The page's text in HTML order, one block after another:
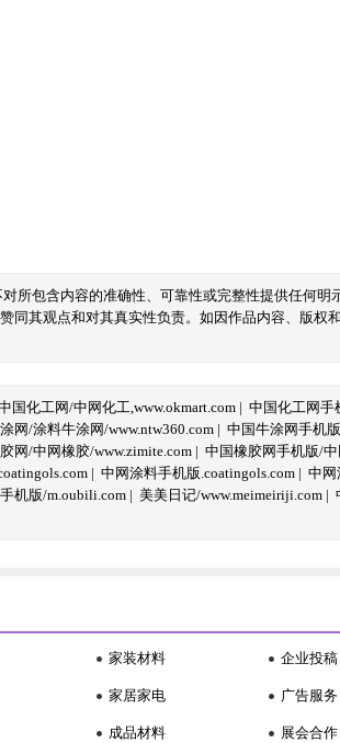
所包含内容的准确性、可靠性或完整性提供任何
其观点和对其真实性负责。如因作品内容、版权
国化工网/中网化工,www.okmart.com | 中国化工网手
网/涂料牛涂网/www.ntw360.com | 中国牛涂网手机
网/中网橡胶/www.zimite.com | 中国橡胶网手机版/
| 中网涂料手机版.coatingols.com | 中网
机版/m.oubili.com | 美美日记/www.meimeiriji.com |
家装材料
家居家电
成品材料
企业投稿
广告服务
展会合作